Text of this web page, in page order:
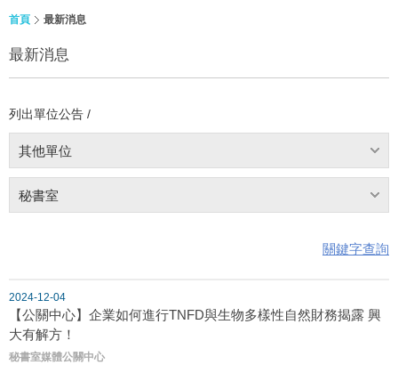
首頁 最新消息
最新消息
列出單位公告 /
其他單位
秘書室
關鍵字查詢
2024-12-04
【公關中心】企業如何進行TNFD與生物多樣性自然財務揭露 興
大有解方！
秘書室媒體公關中心